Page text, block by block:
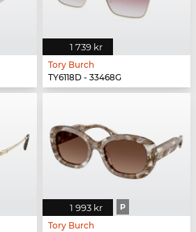
1 739 kr
Tory Burch
TY6118D - 33468G
1 993 kr P
Tory Burch